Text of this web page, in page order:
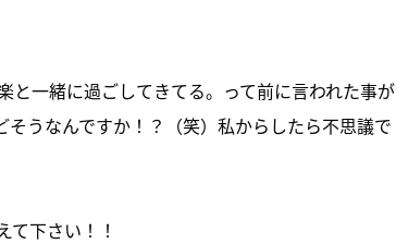
一緒に過ごしてきてる。って前に言われた事が
うなんですか！？（笑）私からしたら不思議で
下さい！！